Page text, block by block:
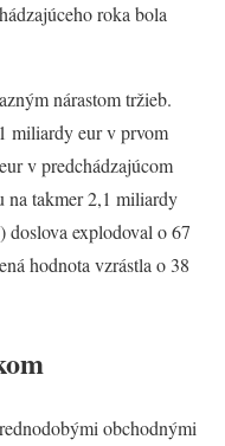
roka bola
nárastom tržieb.
miliardy eur v prvom
v predchádzajúcom
na takmer 2,1 miliardy
explodoval o 67
hodnota vzrástla o 38
obchodnými